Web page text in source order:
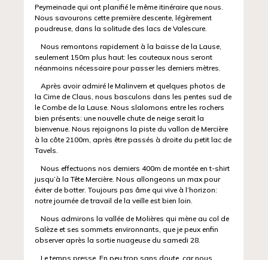
Peymeinade qui ont planifié le même itinéraire que nous.
Nous savourons cette première descente, légèrement
poudreuse, dans la solitude des lacs de Valescure.
Nous remontons rapidement à la baisse de la Lause,
seulement 150m plus haut: les couteaux nous seront
néanmoins nécessaire pour passer les derniers mètres.
Après avoir admiré le Malinvern et quelques photos de
la Cime de Claus, nous basculons dans les pentes sud de
le Combe de la Lause. Nous slalomons entre les rochers
bien présents: une nouvelle chute de neige serait la
bienvenue. Nous rejoignons la piste du vallon de Mercière
à la côte 2100m, après être passés à droite du petit lac de
Tavels.
Nous effectuons nos derniers 400m de montée en t-shirt
jusqu’à la Tête Mercière. Nous allongeons un max pour
éviter de botter. Toujours pas âme qui vive à l’horizon:
notre journée de travail de la veille est bien loin.
Nous admirons la vallée de Molières qui mène au col de
Salèze et ses sommets environnants, que je peux enfin
observer après la sortie nuageuse du samedi 28.